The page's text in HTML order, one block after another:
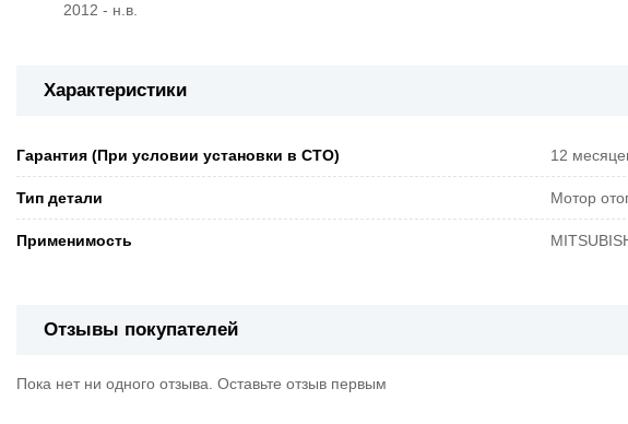
2012 - н.в.
Характеристики
Гарантия (При условии установки в СТО) 12
Тип детали Мотор
Применимость
Отзывы покупателей
Пока нет ни одного отзыва. Оставьте отзыв первым